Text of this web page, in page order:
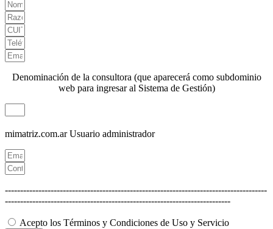
Denominación de la consultora (que aparecerá como subdominio
web para ingresar al Sistema de Gestión)
mimatriz.com.ar Usuario administrador
--------------------------------------------------------------------------------------
--------------------------------------------------------------------------
Acepto los Términos y Condiciones de Uso y Servicio